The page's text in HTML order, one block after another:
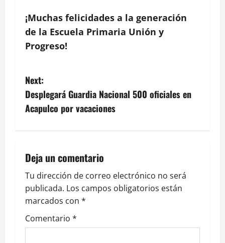
¡Muchas felicidades a la generación
de la Escuela Primaria Unión y
Progreso!
P
o
n
a
v
i
Next:
Desplegará Guardia Nacional 500 oficiales en
Acapulco por vacaciones
Deja un comentario
Tu dirección de correo electrónico no será
publicada. Los campos obligatorios están
marcados con *
Comentario *